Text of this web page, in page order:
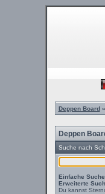
Deppen Board»
Deppen
Suche nach
Einfache
Erweiterte
Du kannst